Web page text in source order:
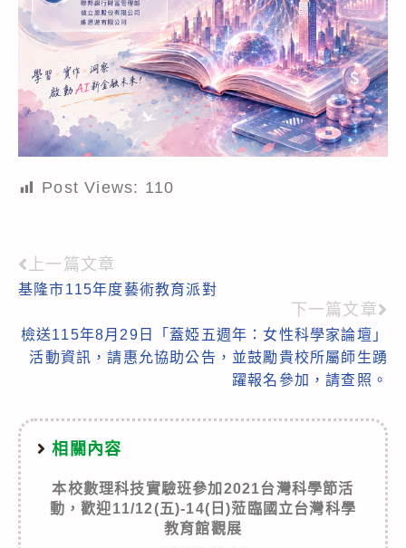
Post Views: 110
Read
more
articles
上一篇文章
基隆市115年度藝術教育派對
下一篇文章
檢送115年8月29日「蓋婭五週年：女性科學家論壇」
活動資訊，請惠允協助公告，並鼓勵貴校所屬師生踴
躍報名參加，請查照。
相關內容
本校數理科技實驗班參加2021台灣科學節活
動，歡迎11/12(五)-14(日)蒞臨國立台灣科學
教育館觀展